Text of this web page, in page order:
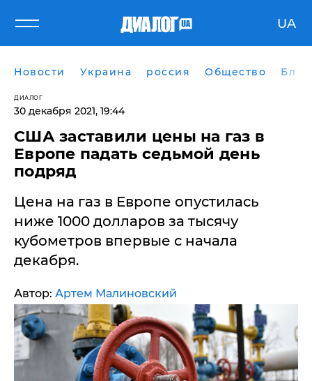
UA
Новости Украина россия Общество
ДИАЛОГ
30 декабря 2021, 19:44
США заставили цены на газ в
Европе падать седьмой день
подряд
Цена на газ в Европе опустилась
ниже 1000 долларов за тысячу
кубометров впервые с начала
декабря.
Автор: Артем Малиновский